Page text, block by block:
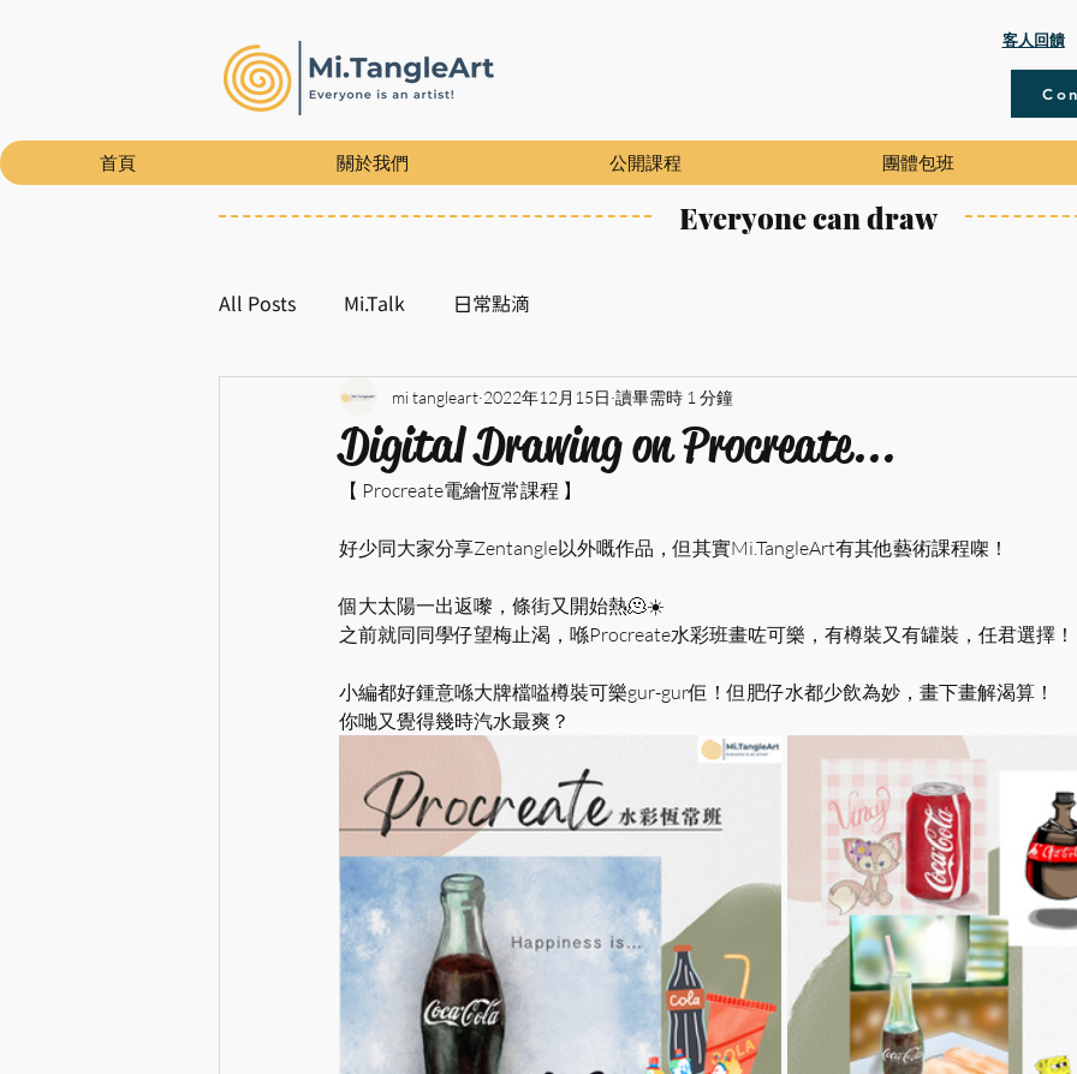
​客人回饋
首頁 關於我們 公開課程 團體包班
Everyone can draw
All Posts Mi.Talk 日常點滴
Digital Drawing on Procreate...
mi tangleart 2022年12月15日 讀畢需時 1 分鐘
【 Procreate電繪恆常課程 】
好少同大家分享Zentangle以外嘅作品，但其實Mi.TangleArt有其他藝術課程㗎！
個大太陽一出返嚟，條街又開始熱🫠☀️
之前就同同學仔望梅止渴，喺Procreate水彩班畫咗可樂，有樽裝又有罐裝，任君選擇！
小編都好鍾意喺大牌檔嗌樽裝可樂gur-gur佢！但肥仔水都少飲為妙，畫下畫解渴算！
你哋又覺得幾時汽水最爽？